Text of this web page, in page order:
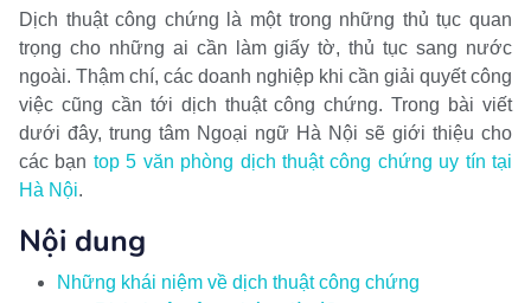
Dịch thuật công chứng là một trong những thủ tục quan
trọng cho những ai cần làm giấy tờ, thủ tục sang nước
ngoài. Thậm chí, các doanh nghiệp khi cần giải quyết công
việc cũng cần tới dịch thuật công chứng. Trong bài viết
dưới đây, trung tâm Ngoại ngữ Hà Nội sẽ giới thiệu cho
các bạn top 5 văn phòng dịch thuật công chứng uy tín tại
Hà Nội.
Nội dung
Những khái niệm về dịch thuật công chứng